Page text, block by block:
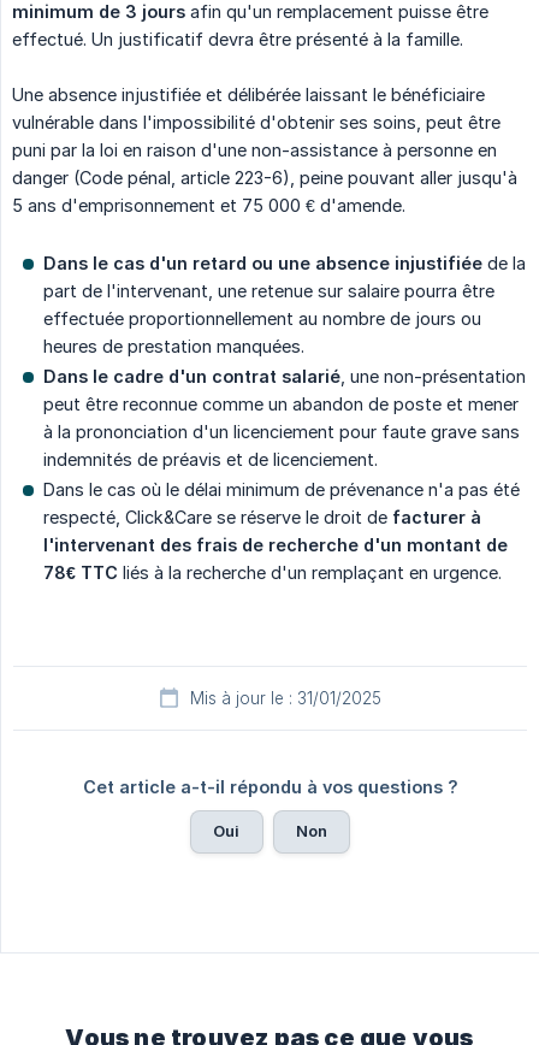
minimum de 3 jours afin qu'un remplacement puisse être
effectué. Un justificatif devra être présenté à la famille.
Une absence injustifiée et délibérée laissant le bénéficiaire
vulnérable dans l'impossibilité d'obtenir ses soins, peut être
puni par la loi en raison d'une non-assistance à personne en
danger (Code pénal, article 223-6), peine pouvant aller jusqu'à
5 ans d'emprisonnement et 75 000 € d'amende.
Dans le cas d'un retard ou une absence injustifiée de la
part de l'intervenant, une retenue sur salaire pourra être
effectuée proportionnellement au nombre de jours ou
heures de prestation manquées.
Dans le cadre d'un contrat salarié , une non-présentation
peut être reconnue comme un abandon de poste et mener
à la prononciation d'un licenciement pour faute grave sans
indemnités de préavis et de licenciement.
Dans le cas où le délai minimum de prévenance n'a pas été
respecté, Click&Care se réserve le droit de facturer à
l'intervenant des frais de recherche d'un montant de
78€ TTC liés à la recherche d'un remplaçant en urgence.
Mis à jour le : 31/01/2025
Cet article a-t-il répondu à vos questions ?
Oui Non
Vous ne trouvez pas ce que vous